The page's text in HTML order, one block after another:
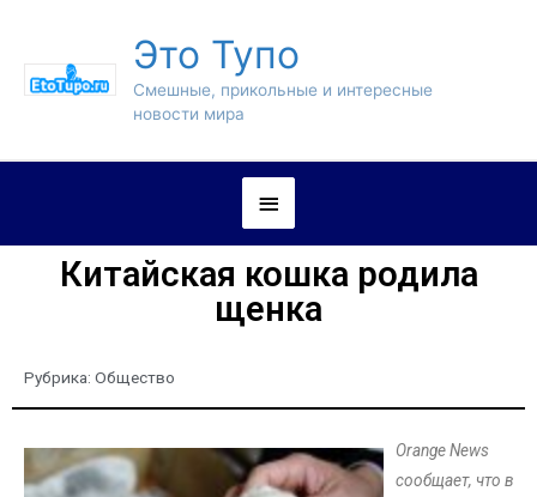
Это Тупо
Смешные, прикольные и интересные
новости мира
Китайская кошка родила
щенка
Рубрика: Общество
Orange News
сообщает, что в